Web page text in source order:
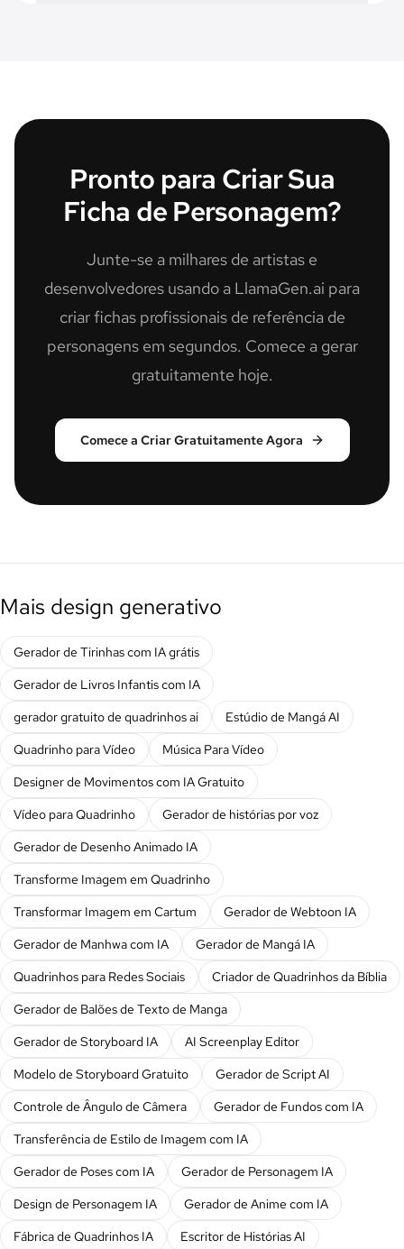
Pronto para Criar Sua
Ficha de Personagem?
Junte-se a milhares de artistas e
desenvolvedores usando a LlamaGen.ai para
criar fichas profissionais de referência de
personagens em segundos. Comece a gerar
gratuitamente hoje.
Comece a Criar Gratuitamente Agora
Mais design generativo
Gerador de Tirinhas com IA grátis
Gerador de Livros Infantis com IA
gerador gratuito de quadrinhos ai
Estúdio de Mangá AI
Quadrinho para Vídeo
Música Para Vídeo
Designer de Movimentos com IA Gratuito
Vídeo para Quadrinho
Gerador de histórias por voz
Gerador de Desenho Animado IA
Transforme Imagem em Quadrinho
Transformar Imagem em Cartum
Gerador de Webtoon IA
Gerador de Manhwa com IA
Gerador de Mangá IA
Quadrinhos para Redes Sociais
Criador de Quadrinhos da Bíblia
Gerador de Balões de Texto de Manga
Gerador de Storyboard IA
AI Screenplay Editor
Modelo de Storyboard Gratuito
Gerador de Script AI
Controle de Ângulo de Câmera
Gerador de Fundos com IA
Transferência de Estilo de Imagem com IA
Gerador de Poses com IA
Gerador de Personagem IA
Design de Personagem IA
Gerador de Anime com IA
Fábrica de Quadrinhos IA
Escritor de Histórias AI